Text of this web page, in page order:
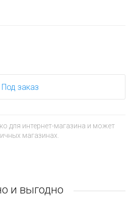
Под заказ
для интернет-магазина и может
магазинах.
и выгодно